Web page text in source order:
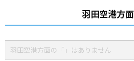
羽田空港方面
羽田空港方面の「」はありません